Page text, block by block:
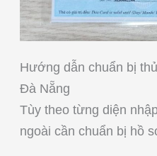
Hướng dẫn chuẩn bị
Đà Nẵng
Tùy theo từng diện
ngoài cần chuẩn bị hồ